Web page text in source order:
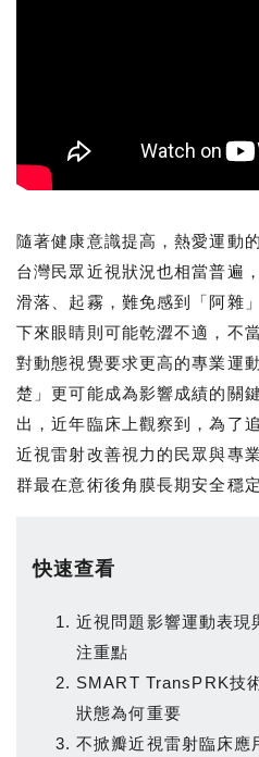
隨著健康意識提高，熱愛運動
台灣民眾近視狀況也相當普遍
滑落、起霧，難免感到「阿雜
下來眼睛則可能乾澀不適，不
對動態視覺要求更高的專業運
楚」更可能成為影響成績的關
出，近年臨床上觀察到，為了
近視雷射改善視力的民眾與專
群最在意術後角膜長期安全穩定
快速查看
近視問題影響運動表
注重點
SMART TransPRK技
狀態為何重要
不掀瓣近視雷射臨床應